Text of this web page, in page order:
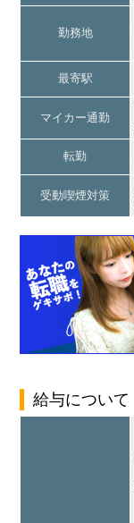
勤務地
最寄駅
マイカー通勤
転勤
受動喫煙対策
給与について